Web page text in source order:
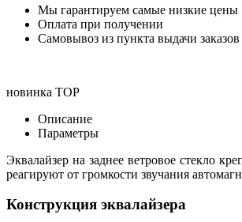
Мы гарантируем самые низкие цены
Оплата при получении
Самовывоз из пункта выдачи заказов
новинка TOP
Описание
Параметры
Эквалайзер на заднее ветровое стекло
реагируют от громкости звучания
Конструкция эквалайзера